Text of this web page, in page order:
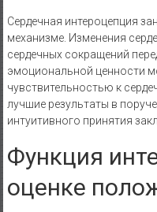
Сердечная интероцепция
механизме. Изменения
сердечных сокращений
эмоциональной ценности
чувствительностью к
лучшие результаты в
интуитивного принятия
Функция
оценке